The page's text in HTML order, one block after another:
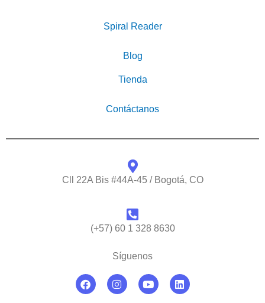
Spiral Reader
Blog
Tienda
Contáctanos
Cll 22A Bis #44A-45 / Bogotá, CO
(+57) 60 1 328 8630
Síguenos
F
a
I
n
Y
o
L
i